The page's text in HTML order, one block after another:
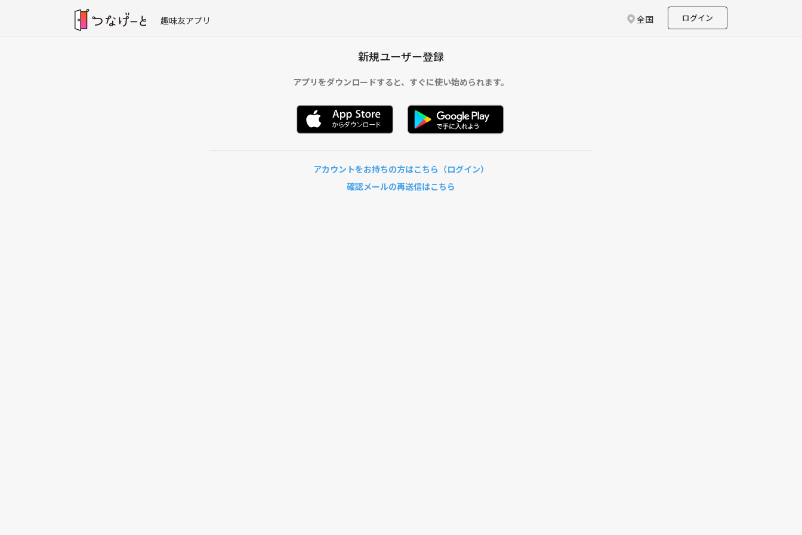
趣味友アプリ 全国 ログイン
新規ユーザー登録
アプリをダウンロードすると、 すぐに使い始められます。
アカウントをお持ちの方はこちら（ログイン）
確認メールの再送信はこちら